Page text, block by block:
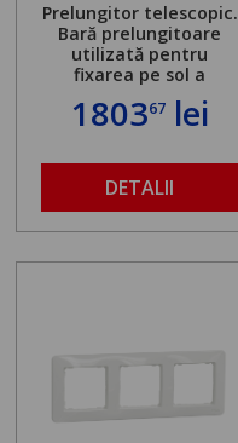
Prelungitor telescopic.
Bară prelungitoare
utilizată pentru
fixarea pe sol a
standului mașinii de
găurit în locul
maximă admisă de 500
kg și înălțime reglabilă
de la 1,8 la 2,9 m
180367lei
DETALII